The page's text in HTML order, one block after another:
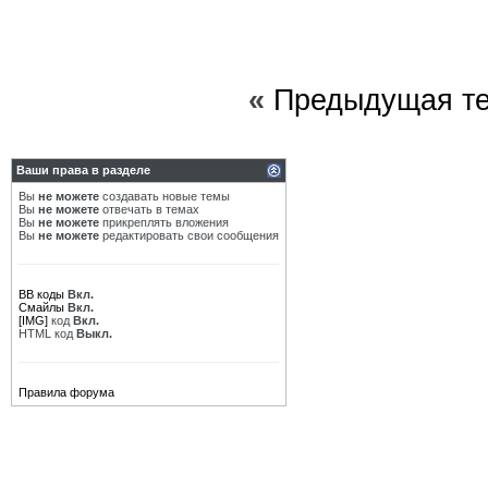
« Предыдущая
Ваши права в разделе
Вы не можете создавать новые темы
Вы не можете отвечать в темах
Вы не можете прикреплять вложения
Вы не можете редактировать свои сообщения
BB коды Вкл.
Смайлы Вкл.
[IMG] код Вкл.
HTML код Выкл.
Правила форума